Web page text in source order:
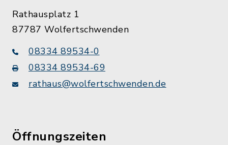
Rathausplatz 1
87787 Wolfertschwenden
08334 89534-0
08334 89534-69
rathaus@wolfertschwenden.de
Öffnungszeiten